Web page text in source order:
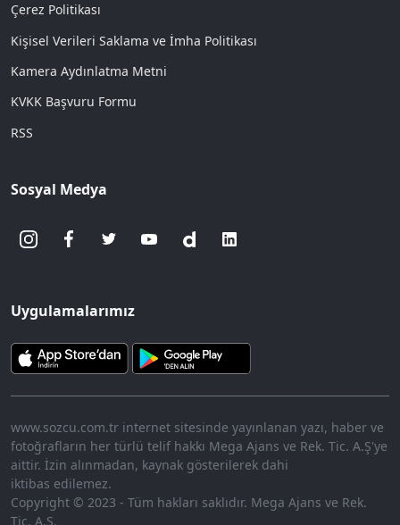
Çerez Politikası
Kişisel Verileri Saklama ve İmha Politikası
Kamera Aydınlatma Metni
KVKK Başvuru Formu
RSS
Sosyal Medya
Uygulamalarımız
www.sozcu.com.tr internet sitesinde yayınlanan yazı, haber ve
fotoğrafların her türlü telif hakkı Mega Ajans ve Rek. Tic. A.Ş'ye
aittir. İzin alınmadan, kaynak gösterilerek dahi
iktibas edilemez.
Copyright © 2023 - Tüm hakları saklıdır. Mega Ajans ve Rek.
Tic. A.Ş.